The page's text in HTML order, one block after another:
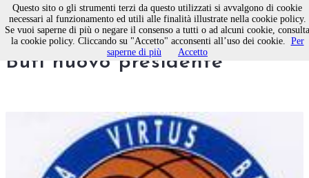
Virtus Molfetta revolution:
Bufi nuovo presidente
Questo sito o gli strumenti terzi da questo utilizzati si avvalgono di cookie
necessari al funzionamento ed utili alle finalità illustrate nella cookie policy.
Se vuoi saperne di più o negare il consenso a tutti o ad alcuni cookie, consulta
la cookie policy. Cliccando su "Accetto" acconsenti all’uso dei cookie. Per
saperne di più
Accetto